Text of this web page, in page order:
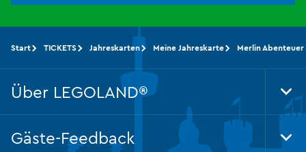
Start TICKETS Jahreskarten Meine Jahreskarte Merlin Abenteuer
Über LEGOLAND®
Gäste-Feedback